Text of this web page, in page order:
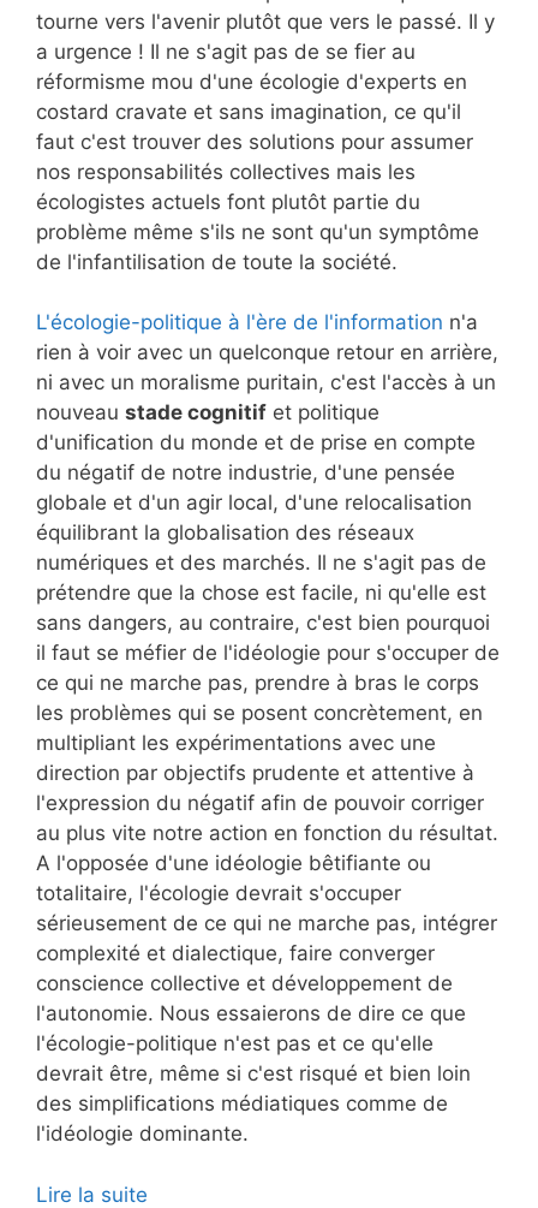
tourne vers l'avenir plutôt que vers le passé. Il y
a urgence ! Il ne s'agit pas de se fier au
réformisme mou d'une écologie d'experts en
costard cravate et sans imagination, ce qu'il
faut c'est trouver des solutions pour assumer
nos responsabilités collectives mais les
écologistes actuels font plutôt partie du
problème même s'ils ne sont qu'un symptôme
de l'infantilisation de toute la société.
L'écologie-politique à l'ère de l'information n'a
rien à voir avec un quelconque retour en arrière,
ni avec un moralisme puritain, c'est l'accès à un
nouveau stade cognitif et politique
d'unification du monde et de prise en compte
du négatif de notre industrie, d'une pensée
globale et d'un agir local, d'une relocalisation
équilibrant la globalisation des réseaux
numériques et des marchés. Il ne s'agit pas de
prétendre que la chose est facile, ni qu'elle est
sans dangers, au contraire, c'est bien pourquoi
il faut se méfier de l'idéologie pour s'occuper de
ce qui ne marche pas, prendre à bras le corps
les problèmes qui se posent concrètement, en
multipliant les expérimentations avec une
direction par objectifs prudente et attentive à
l'expression du négatif afin de pouvoir corriger
au plus vite notre action en fonction du résultat.
A l'opposée d'une idéologie bêtifiante ou
totalitaire, l'écologie devrait s'occuper
sérieusement de ce qui ne marche pas, intégrer
complexité et dialectique, faire converger
conscience collective et développement de
l'autonomie. Nous essaierons de dire ce que
l'écologie-politique n'est pas et ce qu'elle
devrait être, même si c'est risqué et bien loin
des simplifications médiatiques comme de
l'idéologie dominante.
Lire la suite